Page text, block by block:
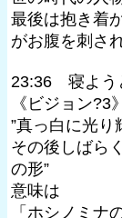
最後は抱き着
がお腹を刺さ
23:36 寝よう
《ビジョン?3》
”真っ白に光り
その後しばら
の形”
意味は
「ホシノミナ